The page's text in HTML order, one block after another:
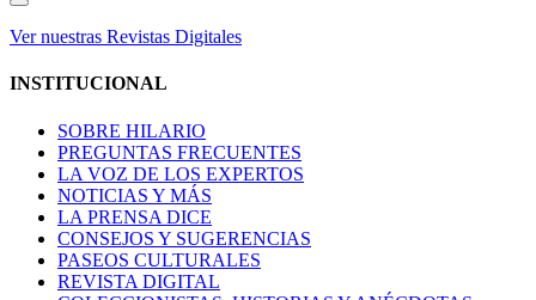
Ver nuestras Revistas Digitales
INSTITUCIONAL
SOBRE HILARIO
PREGUNTAS FRECUENTES
LA VOZ DE LOS EXPERTOS
NOTICIAS Y MÁS
LA PRENSA DICE
CONSEJOS Y SUGERENCIAS
PASEOS CULTURALES
REVISTA DIGITAL